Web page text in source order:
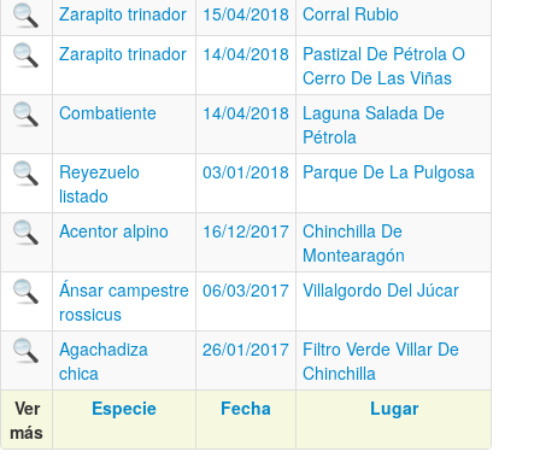
Zarapito trinador
15/04/2018 Corral Rubio
Zarapito trinador
14/04/2018
Pastizal De Pétrola O
Cerro De Las Viñas
Combatiente
14/04/2018
Laguna Salada De
Pétrola
Reyezuelo
listado
03/01/2018 Parque De La Pulgosa
Acentor alpino 16/12/2017 Chinchilla De
Montearagón
Ánsar campestre
rossicus
06/03/2017 Villalgordo Del Júcar
Agachadiza
chica
26/01/2017 Filtro Verde Villar De
Chinchilla
Ver
más
Especie Fecha Lugar